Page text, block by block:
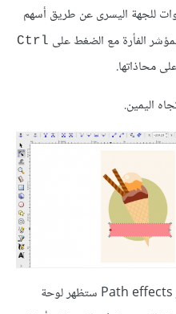
للجهة اليسرى عن طريق أسهم
الفأرة مع الضغط على Ctrl
محاذاتها.
اليمين.
من شريط المسار اختر تأثيرات المسار Path effects ستظهر لوحة